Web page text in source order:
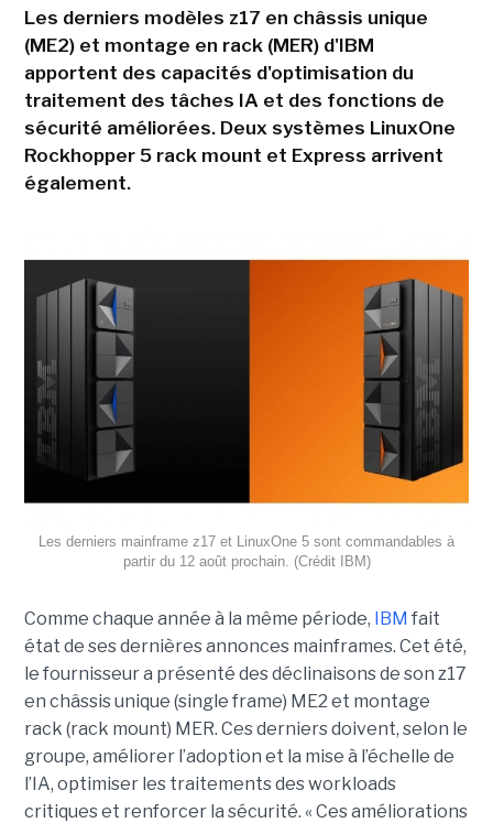
Les derniers modèles z17 en châssis unique
(ME2) et montage en rack (MER) d'IBM
apportent des capacités d'optimisation du
traitement des tâches IA et des fonctions de
sécurité améliorées. Deux systèmes LinuxOne
Rockhopper 5 rack mount et Express arrivent
également.
Les derniers mainframe z17 et LinuxOne 5 sont commandables à
partir du 12 août prochain. (Crédit IBM)
Comme chaque année à la même période, IBM fait
état de ses dernières annonces mainframes. Cet été,
le fournisseur a présenté des déclinaisons de son z17
en châssis unique (single frame) ME2 et montage
rack (rack mount) MER. Ces derniers doivent, selon le
groupe, améliorer l’adoption et la mise à l’échelle de
l’IA, optimiser les traitements des workloads
critiques et renforcer la sécurité. « Ces améliorations